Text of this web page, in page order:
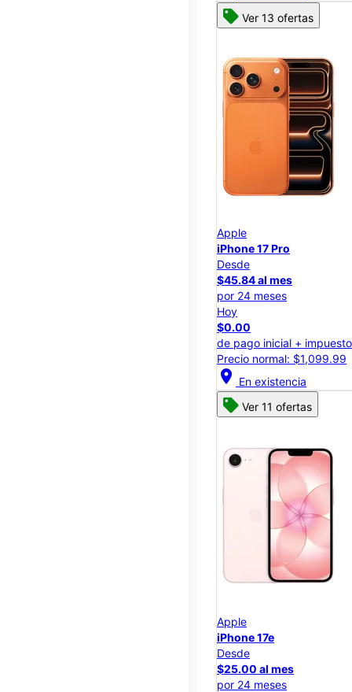
Ver 13 ofertas
Apple
iPhone 17 Pro
Desde
$45.84 al mes
por 24 meses
Hoy
$0.00
de pago inicial +
Precio normal: $1,099.99
location_on En existencia
Ver 11 ofertas
Apple
iPhone 17e
Desde
$25.00 al mes
por 24 meses